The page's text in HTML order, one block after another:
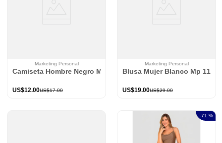
Marketing Personal
Camiseta Hombre Negro Mp 100495
US$17.00
US$12.00
Marketing Personal
Blusa Mujer Blanco Mp
US$29.00
US$19.00
-71 %